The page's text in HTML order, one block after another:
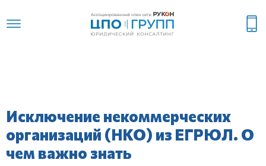
Исключение некоммерческих
организаций (НКО) из ЕГРЮЛ. О
чем важно знать